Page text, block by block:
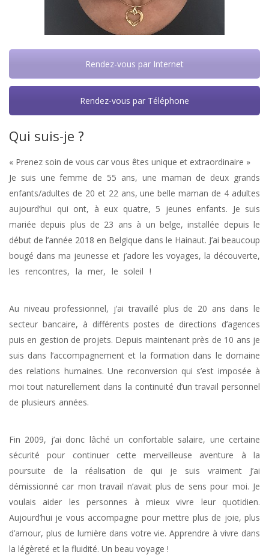
Qui suis-je ?
« Prenez soin de vous car vous êtes unique et extraordinaire »
Je suis une femme de 55 ans, une maman de deux grands
enfants/adultes de 20 et 22 ans, une belle maman de 4 adultes
aujourd’hui qui ont, à eux quatre, 5 jeunes enfants. Je suis
mariée depuis plus de 23 ans à un belge, installée depuis le
début de l’année 2018 en Belgique dans le Hainaut. J’ai beaucoup
bougé dans ma jeunesse et j’adore les voyages, la découverte,
les rencontres, la mer, le soleil !
Au niveau professionnel, j’ai travaillé plus de 20 ans dans le
secteur bancaire, à différents postes de directions d’agences
puis en gestion de projets. Depuis maintenant près de 10 ans je
suis dans l’accompagnement et la formation dans le domaine
des relations humaines. Une reconversion qui s’est imposée à
moi tout naturellement dans la continuité d’un travail personnel
de plusieurs années.
Fin 2009, j’ai donc lâché un confortable salaire, une certaine
sécurité pour continuer cette merveilleuse aventure à la
poursuite de la réalisation de qui je suis vraiment J’ai
démissionné car mon travail n’avait plus de sens pour moi. Je
voulais aider les personnes à mieux vivre leur quotidien.
Aujourd’hui je vous accompagne pour mettre plus de joie, plus
d’amour, plus de lumière dans votre vie. Apprendre à vivre dans
la légèreté et la fluidité. Un beau voyage !
Rendez-vous par Internet
Rendez-vous par Téléphone